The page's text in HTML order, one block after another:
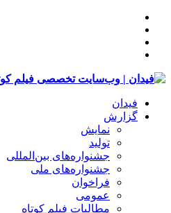
فیدان
گزارش
نمایش
تولید
‌‌جشنواره‌های بین‌المللی
جشنواره‌های ملی
فراخوان
عمومی
مطالبات فیلم کوتاه